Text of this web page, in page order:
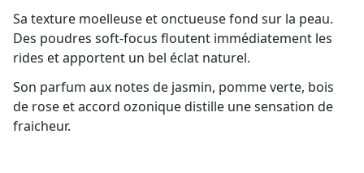
Sa texture moelleuse et onctueuse fond sur la peau.
Des poudres soft-focus floutent immédiatement les
rides et apportent un bel éclat naturel.
Son parfum aux notes de jasmin, pomme verte, bois
de rose et accord ozonique distille une sensation de
fraicheur.